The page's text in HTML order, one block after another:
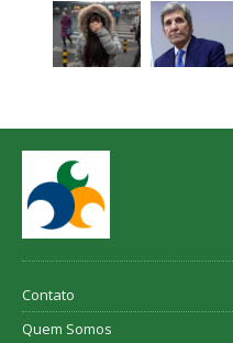
Contato
Quem Somos